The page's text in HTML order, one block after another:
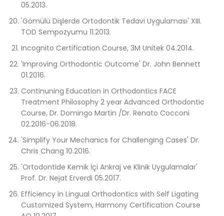
05.2013.
'Gömülü Dişlerde Ortodontik Tedavi Uygulaması' XIII.
TOD Sempozyumu 11.2013.
Incognito Certification Course, 3M Unitek 04.2014.
'Improving Orthodontic Outcome' Dr. John Bennett
01.2016.
Continuning Education in Orthodontics FACE
Treatment Philosophy 2 year Advanced Orthodontic
Course, Dr. Domingo Martin /Dr. Renato Cocconi
02.2016-06.2018.
'Simplify Your Mechanics for Challenging Cases' Dr.
Chris Chang 10.2016.
'Ortodontide Kemik İçi Ankraj ve Klinik Uygulamalar'
Prof. Dr. Nejat Erverdi 05.2017.
Efficiency in Lingual Orthodontics with Self Ligating
Customized System, Harmony Certification Course